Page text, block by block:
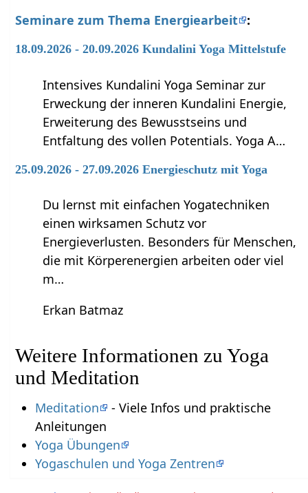
Seminare zum Thema Energiearbeit :
18.09.2026 - 20.09.2026 Kundalini Yoga Mittelstufe
Intensives Kundalini Yoga Seminar zur
Erweckung der inneren Kundalini Energie,
Erweiterung des Bewusstseins und
Entfaltung des vollen Potentials. Yoga A…
25.09.2026 - 27.09.2026 Energieschutz mit Yoga
Du lernst mit einfachen Yogatechniken
einen wirksamen Schutz vor
Energieverlusten. Besonders für Menschen,
die mit Körperenergien arbeiten oder viel
m…
Erkan Batmaz
Weitere Informationen zu Yoga
und Meditation
Meditation
- Viele Infos und praktische
Anleitungen
Yoga Übungen
Yogaschulen und Yoga Zentren